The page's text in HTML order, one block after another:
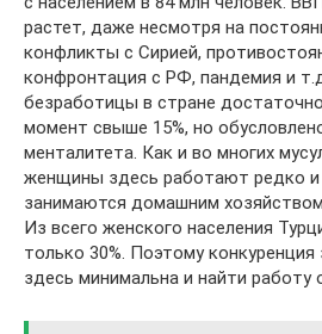
растет, даже несмотря на
конфликты с Сирией,
конфронтация с РФ, пандемия и
безработицы в стране
момент свыше 15%, но
менталитета. Как и во многих
женщины здесь работают редко и
занимаются домашним
Из всего женского населения
только 30%. Поэтому
здесь минимальна и найти работу